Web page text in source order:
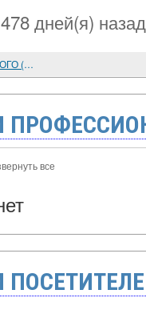
дней(я) назад
ПАМЯТИ ИВАНА ПЕТРОВИЧА САВИЦКОГО (1937-2010)
все